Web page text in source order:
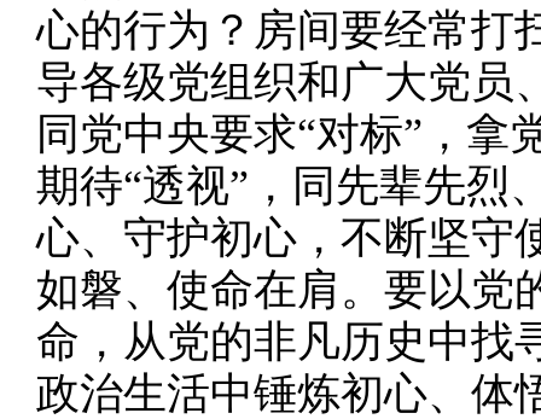
心的行为？房间要经常打
导各级党组织和广大党员
同党中央要求“对标”，拿
期待“透视”，同先辈先烈
心、守护初心，不断坚守
如磐、使命在肩。要以党
命，从党的非凡历史中找
政治生活中锤炼初心、体